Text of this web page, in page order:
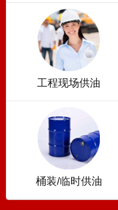
工程现场供油
桶装/临时供油